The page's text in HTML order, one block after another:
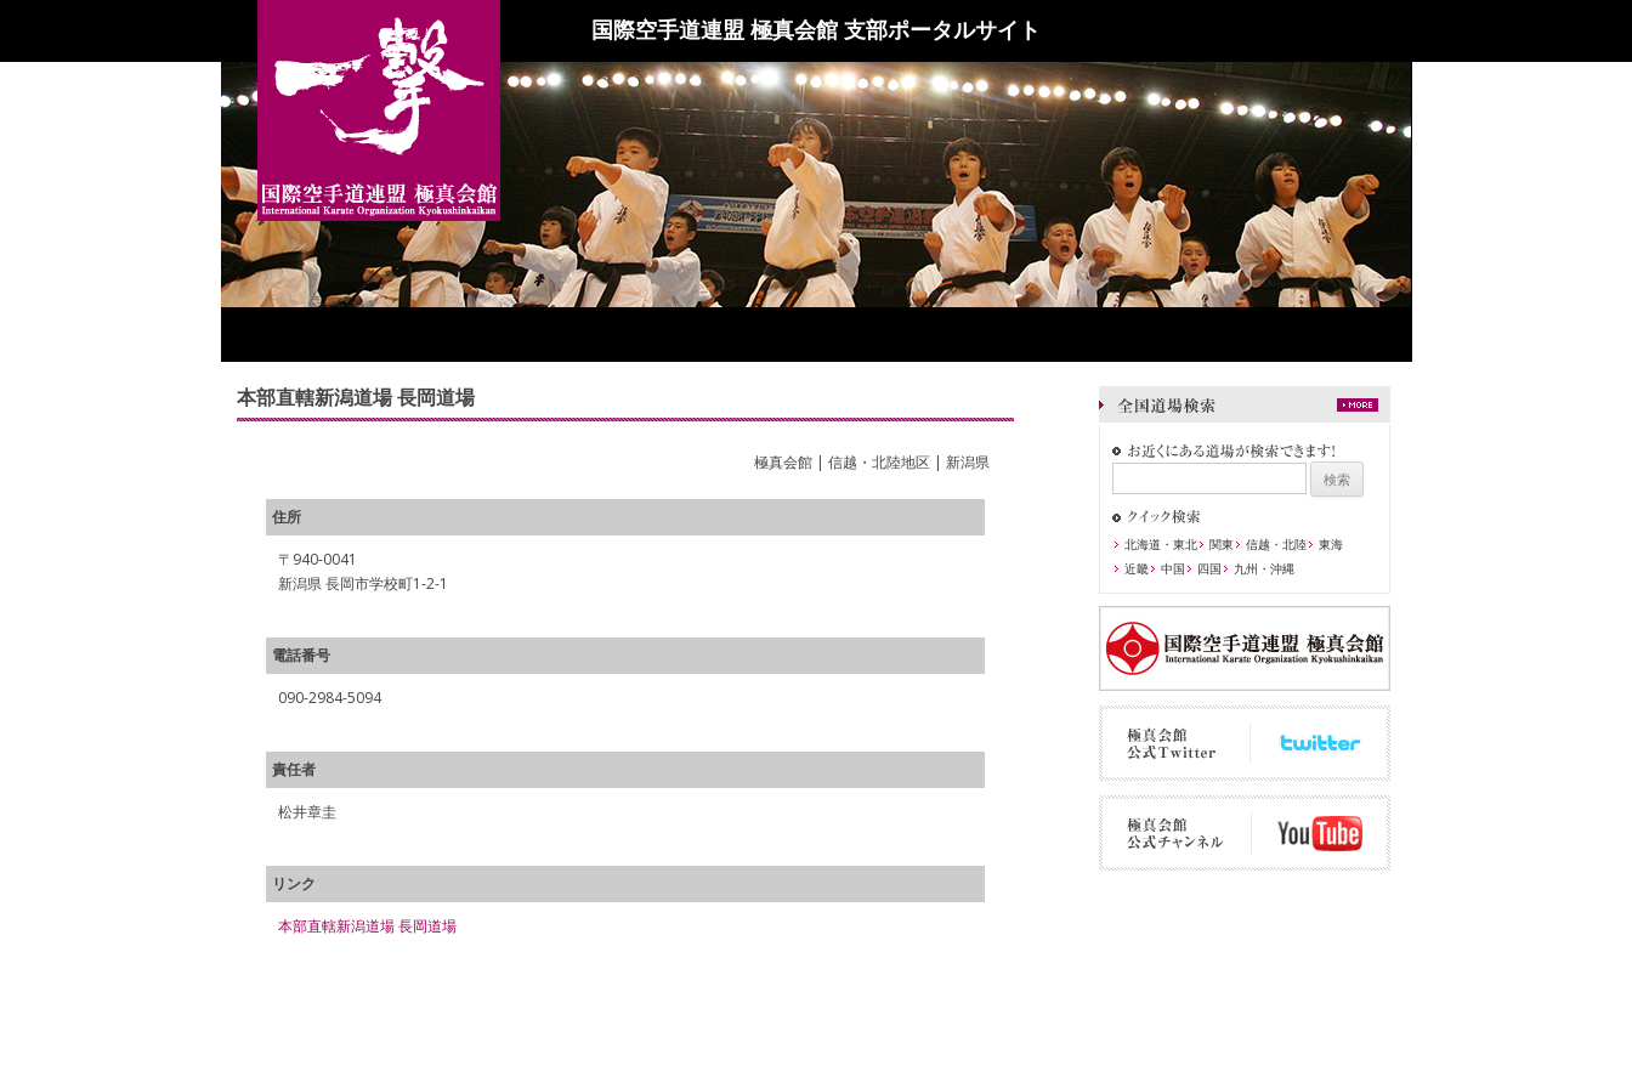
国際空手道連盟 極真会館 支部ポータルサイト
本部直轄新潟道場 長岡道場
極真会館 | 信越・北陸地区 | 新潟県
住所
〒940-0041
新潟県 長岡市学校町1-2-1
電話番号
090-2984-5094
責任者
松井章圭
リンク
本部直轄新潟道場 長岡道場
北海道・東北 関東 信越・北陸
東海
近畿
中国 四国 九州・沖縄